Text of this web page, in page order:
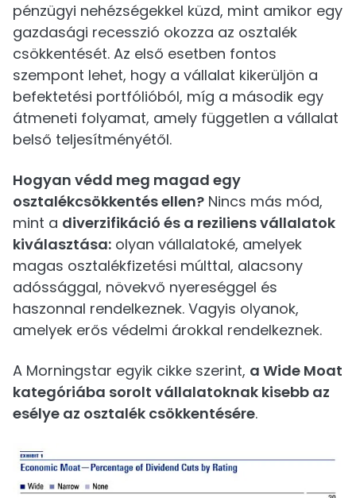
pénzügyi nehézségekkel küzd, mint amikor egy
gazdasági recesszió okozza az osztalék
csökkentését. Az első esetben fontos
szempont lehet, hogy a vállalat kikerüljön a
befektetési portfólióból, míg a második egy
átmeneti folyamat, amely független a vállalat
belső teljesítményétől.
Hogyan védd meg magad egy
osztalékcsökkentés ellen? Nincs más mód,
mint a diverzifikáció és a reziliens vállalatok
kiválasztása: olyan vállalatoké, amelyek
magas osztalékfizetési múlttal, alacsony
adóssággal, növekvő nyereséggel és
haszonnal rendelkeznek. Vagyis olyanok,
amelyek erős védelmi árokkal rendelkeznek.
A Morningstar egyik cikke szerint, a Wide Moat
kategóriába sorolt vállalatoknak kisebb az
esélye az osztalék csökkentésére.